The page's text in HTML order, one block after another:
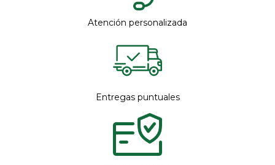
Atención personalizada
Entregas puntuales